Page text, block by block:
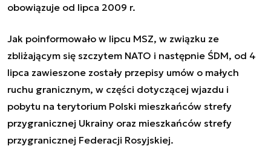
obowiązuje od lipca 2009 r.
Jak poinformowało w lipcu MSZ, w związku ze
zbliżającym się szczytem NATO i następnie ŚDM, od 4
lipca zawieszone zostały przepisy umów o małych
ruchu granicznym, w części dotyczącej wjazdu i
pobytu na terytorium Polski mieszkańców strefy
przygranicznej Ukrainy oraz mieszkańców strefy
przygranicznej Federacji Rosyjskiej.